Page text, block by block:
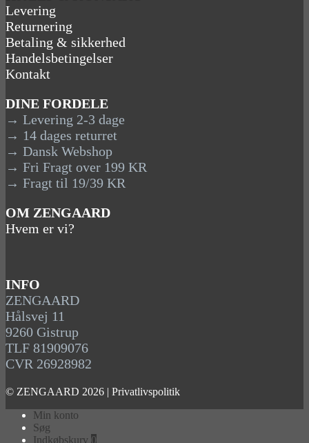
Levering
Returnering
Betaling & sikkerhed
Handelsbetingelser
Kontakt
DINE FORDELE
→ Levering 2-3 dage
→ 14 dages returret
→ Dansk Webshop
→ Fri Fragt over 199 KR
→ Fragt til 19/39 KR
OM ZENGAARD
Hvem er vi?
INFO
ZENGAARD
Hålsvej 11
9260 Gistrup
TLF 81909076
CVR 26928982
© ZENGAARD 2026 | Privatlivspolitik
Min konto
Søg
Indkøbskurv 0